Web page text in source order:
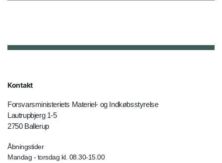
Kontakt
Forsvarsministeriets Materiel- og Indkøbsstyrelse
Lautrupbjerg 1-5
2750 Ballerup
Åbningstider
Mandag - torsdag kl. 08.30-15.00